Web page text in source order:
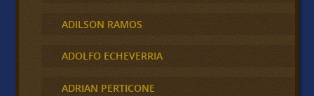
ADILSON RAMOS
ADOLFO ECHEVERRIA
ADRIAN PERTICONE